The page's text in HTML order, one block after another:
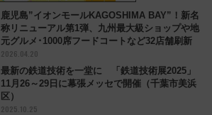
鹿児島”イオンモールKAGOSHIMA BAY”！新名
称リニューアル第1弾、九州最大級ショップや地
元グルメ･1000席フードコートなど32店舗刷新
2026.04.20
最新の鉄道技術を一堂に 「鉄道技術展2025」
11月26～29日に幕張メッセで開催（千葉市美浜
区）
2025.10.25